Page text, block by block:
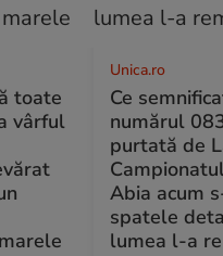
toate
vârful
Unica.ro
Ce
numărul
purtată de
Abia acum
spatele
lumea l-a